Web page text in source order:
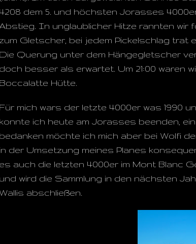
4208 dem 5. und höchsten Jorasses
Abstieg. In unglaublicher Hitze rannten wir
zum Gletscher, bei jedem Pickelschlag trat
Die Querung unter dem Hängegletscher
doch besser als erwartet. Um 21:00 waren
Boccalatte Hütte.
Für mich wars der letzte 4000er was 1990
konnte ich heute am Jorasses beenden,
bedanken möchte ich mich aber bei Wolfi
in der Umsetzung meines Planes
es auch die letzten 4000er im Mont Blanc
und wird die Sammlung in den nächsten
Wallis abschließen.